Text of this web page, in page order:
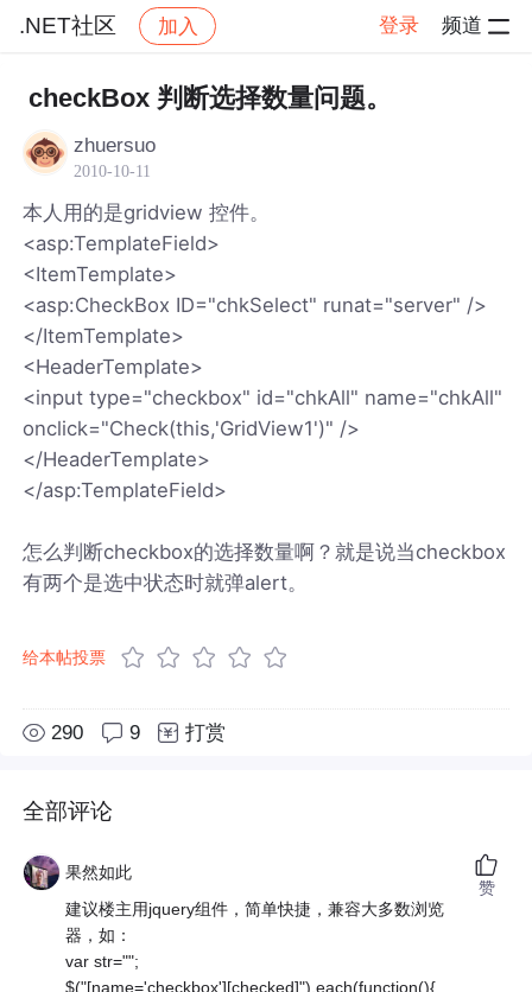
.NET社区 加入 登录 频道
社区 .NET社区 帖子详情
checkBox 判断选择数量问题。
zhuersuo
2010-10-11
本人用的是gridview 控件。
<asp:TemplateField>
<ItemTemplate>
<asp:CheckBox ID="chkSelect" runat="server" />
</ItemTemplate>
<HeaderTemplate>
<input type="checkbox" id="chkAll" name="chkAll"
onclick="Check(this,'GridView1')" />
</HeaderTemplate>
</asp:TemplateField>
怎么判断checkbox的选择数量啊？就是说当checkbox
有两个是选中状态时就弹alert。
给本帖投票
290 9 打赏
全部评论
果然如此
建议楼主用jquery组件，简单快捷，兼容大多数浏览
器，如：
var str="";
$("[name='checkbox'][checked]").each(function(){
赞